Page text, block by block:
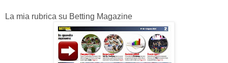
La mia rubrica su Betting Magazine